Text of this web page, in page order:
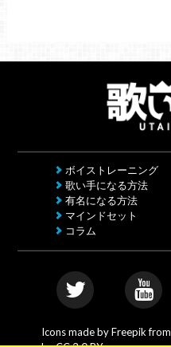
ボイストレーニング
歌い手になる方法
有名になる方法
マインドセット
コラム
Icons made byFreepikfrom